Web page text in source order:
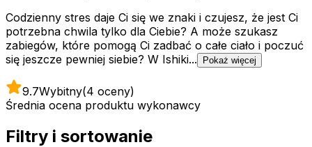
Codzienny stres daje Ci się we znaki i czujesz, że jest Ci
potrzebna chwila tylko dla Ciebie? A może szukasz
zabiegów, które pomogą Ci zadbać o całe ciało i poczuć
się jeszcze pewniej siebie? W Ishiki...
Pokaż więcej
9.7Wybitny(4 oceny)
Średnia ocena produktu wykonawcy
Filtry i sortowanie